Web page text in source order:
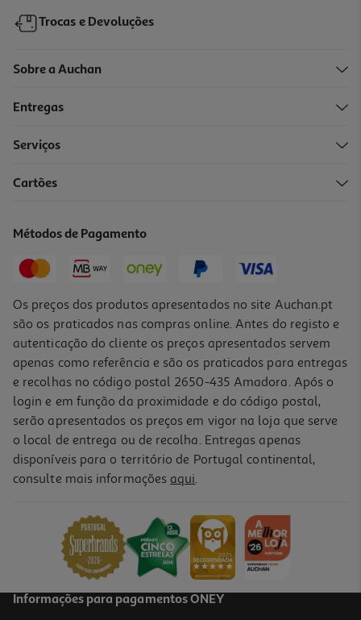
4.6
Saco Lixo Auchan Lavanda Fecho Fácil 50 Litros 15 Unidades
Trocas e Devoluções
Sobre a Auchan
Entregas
Serviços
Cartões
Métodos de Pagamento
Os preços dos produtos apresentados no site Auchan.pt
são os praticados nas compras online. Antes do registo e
autenticação do cliente os preços apresentados servem
apenas como referência e são os praticados para entregas
e recolhas no código postal 2650-435 Amadora. Após o
login e em função da proximidade e do código postal,
serão apresentados os preços em vigor na loja que serve
o local de entrega ou de recolha. Entregas apenas
disponíveis para o território de Portugal continental,
consulte mais informações aqui.
Informações para pagamentos ONEY